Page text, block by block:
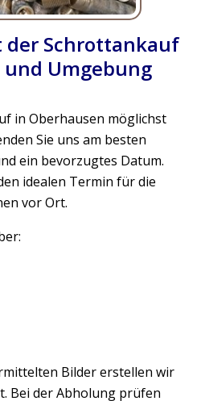
Schrottankauf
Umgebung
in Oberhausen möglichst
Sie uns am besten
ein bevorzugtes Datum.
idealen Termin für die
vor Ort.
Bilder erstellen wir
Bei der Abholung prüfen